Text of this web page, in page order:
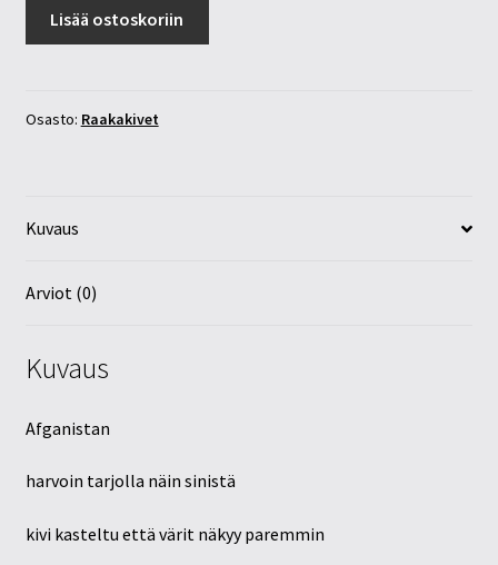
määrä
Lisää ostoskoriin
Osasto: Raakakivet
Kuvaus
Arviot (0)
Kuvaus
Afganistan
harvoin tarjolla näin sinistä
kivi kasteltu että värit näkyy paremmin